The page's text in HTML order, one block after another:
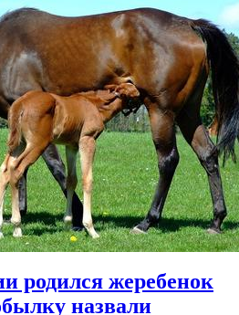
родился жеребенок
назвали